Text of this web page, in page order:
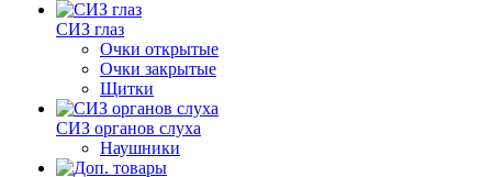
СИЗ глаз
Очки открытые
Очки закрытые
Щитки
СИЗ органов слуха
Наушники